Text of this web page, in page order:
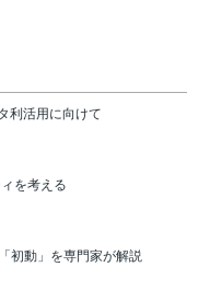
利活用に向けて
を考える
初動」を専門家が解説